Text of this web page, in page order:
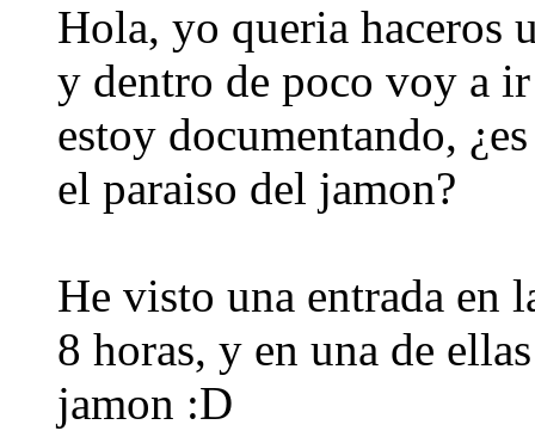
Hola, yo queria haceros
y dentro de poco voy a
estoy documentando,
el paraiso del jamon?
He visto una entrada en
8 horas, y en una de
jamon :D